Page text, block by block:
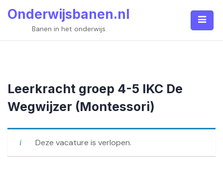
Onderwijsbanen.nl
Banen in het onderwijs
Leerkracht groep 4-5 IKC De
Wegwijzer (Montessori)
Deze vacature is verlopen.